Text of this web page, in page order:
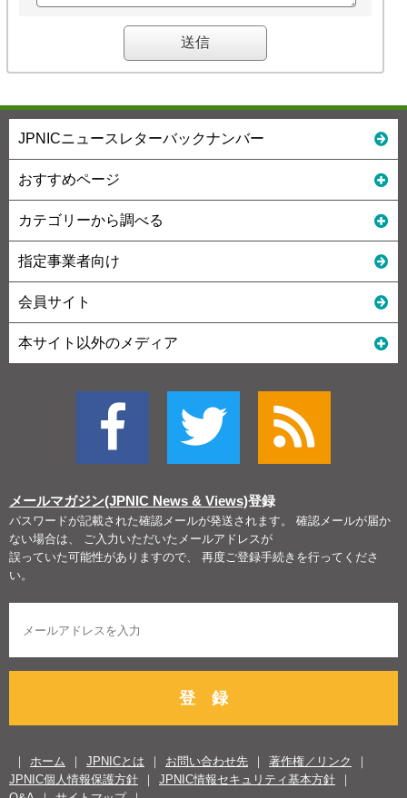
JPNICニュースレターバックナンバー
おすすめページ
カテゴリーから調べる
指定事業者向け
会員サイト
本サイト以外のメディア
メールマガジン(JPNIC News & Views)登録
パスワードが記載された確認メールが発送されます。 確認メールが届か
ない場合は、 ご入力いただいたメールアドレスが
誤っていた可能性がありますので、 再度ご登録手続きを行ってくださ
い。
登 録
ホーム JPNICとは お問い合わせ先
著作権／リンク
JPNIC個人情報保護方針
JPNIC情報セキュリティ基本方針